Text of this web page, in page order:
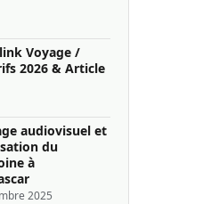
Voyage /
2026 & Article
audiovisuel et
du
à
2025